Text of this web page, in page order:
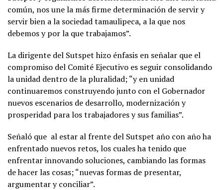
común, nos une la más firme determinación de servir y
servir bien a la sociedad tamaulipeca, a la que nos
debemos y por la que trabajamos”.
La dirigente del Sutspet hizo énfasis en señalar que el
compromiso del Comité Ejecutivo es seguir consolidando
la unidad dentro de la pluralidad; “y en unidad
continuaremos construyendo junto con el Gobernador
nuevos escenarios de desarrollo, modernización y
prosperidad para los trabajadores y sus familias”.
Señaló que al estar al frente del Sutspet año con año ha
enfrentado nuevos retos, los cuales ha tenido que
enfrentar innovando soluciones, cambiando las formas
de hacer las cosas; “nuevas formas de presentar,
argumentar y conciliar”.